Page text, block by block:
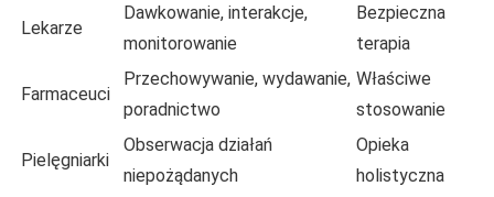
Lekarze
Dawkowanie, interakcje,
monitorowanie
Bezpieczna
terapia
Farmaceuci
Przechowywanie, wydawanie,
poradnictwo
Właściwe
stosowanie
Pielęgniarki
Obserwacja działań
niepożądanych
Opieka
holistyczna